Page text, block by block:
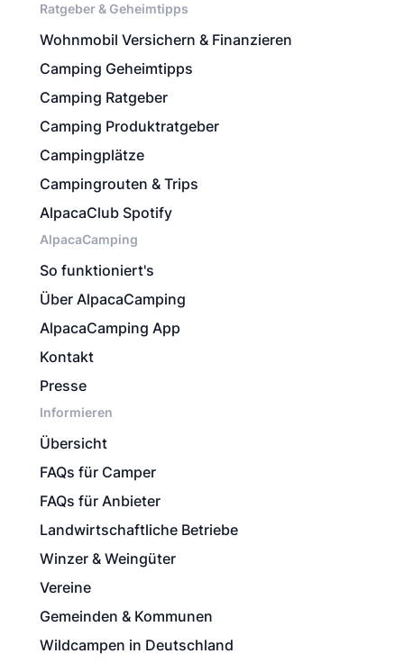
Ratgeber & Geheimtipps
Wohnmobil Versichern & Finanzieren
Camping Geheimtipps
Camping Ratgeber
Camping Produktratgeber
Campingplätze
Campingrouten & Trips
AlpacaClub Spotify
AlpacaCamping
So funktioniert's
Über AlpacaCamping
AlpacaCamping App
Kontakt
Presse
Informieren
Übersicht
FAQs für Camper
FAQs für Anbieter
Landwirtschaftliche Betriebe
Winzer & Weingüter
Vereine
Gemeinden & Kommunen
Wildcampen in Deutschland